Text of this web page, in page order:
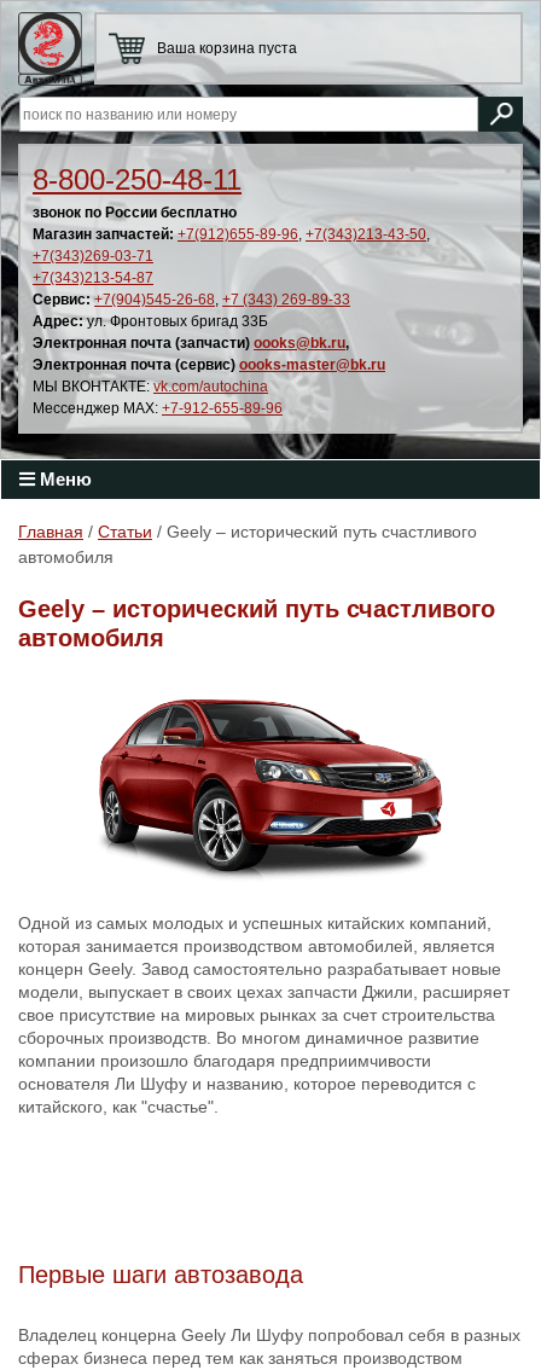
8-800-250-48-11
звонок по России бесплатно
Магазин запчастей: +7(912)655-89-96, +7(343)213-43-50,
+7(343)269-03-71
+7(343)213-54-87
Сервис: +7(904)545-26-68, +7 (343) 269-89-33
Адрес:ул. Фронтовых бригад 33Б
Электронная почта (запчасти) oooks@bk.ru,
Электронная почта (сервис) oooks-master@bk.ru
МЫ ВКОНТАКТЕ: vk.com/autochina
Мессенджер MAX: +7-912-655-89-96
Ваша корзина пуста
Меню
Главная / Статьи / Geely – исторический путь счастливого
автомобиля
Geely – исторический путь счастливого
автомобиля
Одной из самых молодых и успешных китайских компаний,
которая занимается производством автомобилей, является
концерн Geely. Завод самостоятельно разрабатывает новые
модели, выпускает в своих цехах запчасти Джили, расширяет
свое присутствие на мировых рынках за счет строительства
сборочных производств. Во многом динамичное развитие
компании произошло благодаря предприимчивости
основателя Ли Шуфу и названию, которое переводится с
китайского, как "счастье".
Первые шаги автозавода
Владелец концерна Geely Ли Шуфу попробовал себя в разных
сферах бизнеса перед тем как заняться производством